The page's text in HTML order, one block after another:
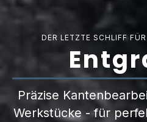
DER LETZTE SCHLIFF
Präzise
Werkstücke -für